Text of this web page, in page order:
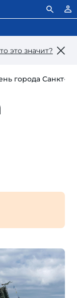
это значит?
города Санкт-